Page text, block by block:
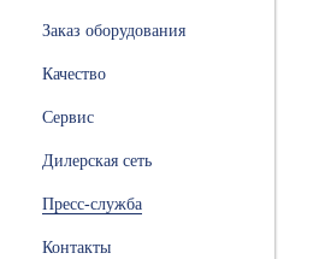
Заказ оборудования
Качество
Сервис
Дилерская сеть
Пресс-служба
Контакты